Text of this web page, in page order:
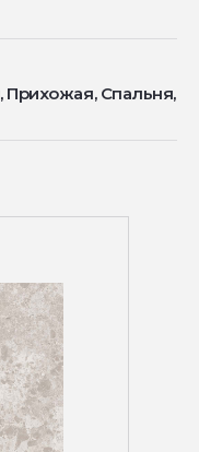
Прихожая, Спальня,